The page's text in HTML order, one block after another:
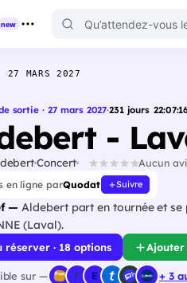
new
27 MARS 2027
sortie · 27 mars 2027·231 jours 22:07:
-
Concert Aucun
en ligne parQuodat Suivre
— Aldebert part en tournée et se
(Laval).
réserver · 18 options Ajouter
sur — + 3